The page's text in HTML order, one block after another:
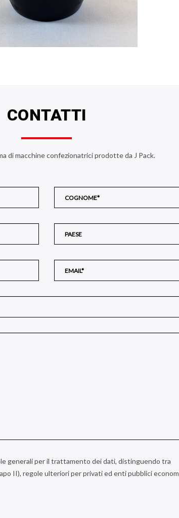
CONTATTI
di macchine confezionatrici prodotte da J Pack.
generali per il trattamento dei dati, distinguendo tra
II), regole ulteriori per privati ed enti pubblici